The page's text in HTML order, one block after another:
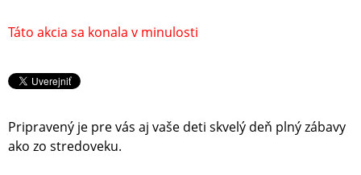
Táto akcia sa konala v minulosti
Pripravený je pre vás aj vaše deti skvelý deň plný zábavy
ako zo stredoveku.